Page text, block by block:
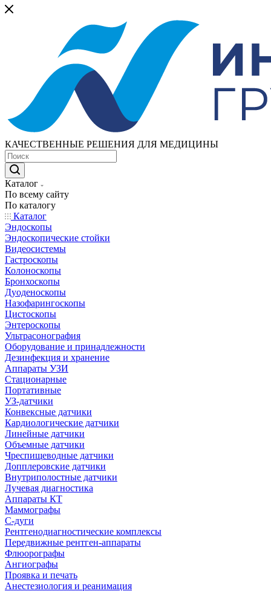
КАЧЕСТВЕННЫЕ РЕШЕНИЯ ДЛЯ МЕДИЦИНЫ
Каталог
По всему сайту
По каталогу
Каталог
Эндоскопы
Эндоскопические стойки
Видеосистемы
Гастроскопы
Колоноскопы
Бронхоскопы
Дуоденоскопы
Назофарингоскопы
Цистоскопы
Энтероскопы
Ультрасонография
Оборудование и принадлежности
Дезинфекция и хранение
Аппараты УЗИ
Стационарные
Портативные
УЗ-датчики
Конвексные датчики
Кардиологические датчики
Линейные датчики
Объемные датчики
Чреспищеводные датчики
Допплеровские датчики
Внутриполостные датчики
Лучевая диагностика
Аппараты КТ
Маммографы
С-дуги
Рентгенодиагностические комплексы
Передвижные рентген-аппараты
Флюорографы
Ангиографы
Проявка и печать
Анестезиология и реанимация